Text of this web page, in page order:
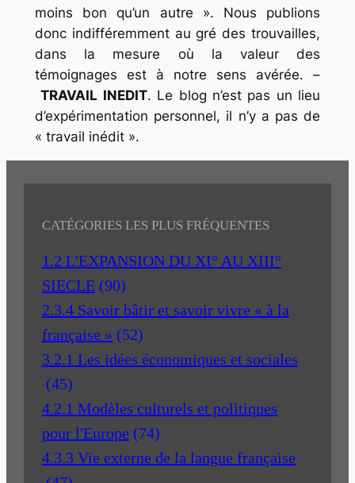
moins bon qu’un autre ». Nous publions
donc indifféremment au gré des trouvailles,
dans la mesure où la valeur des
témoignages est à notre sens avérée. –
TRAVAIL INEDIT. Le blog n’est pas un lieu
d’expérimentation personnel, il n’y a pas de
« travail inédit ».
CATÉGORIES LES PLUS FRÉQUENTES
1.2 L'EXPANSION DU XI° AU XIII°
SIECLE (90)
2.3.4 Savoir bâtir et savoir vivre « à la
française » (52)
3.2.1 Les idées économiques et sociales
(45)
4.2.1 Modèles culturels et politiques
pour l'Europe (74)
4.3.3 Vie externe de la langue française